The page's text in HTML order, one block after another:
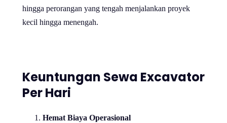
hingga perorangan yang tengah menjalankan proyek
kecil hingga menengah.
Keuntungan Sewa Excavator
Per Hari
Hemat Biaya Operasional